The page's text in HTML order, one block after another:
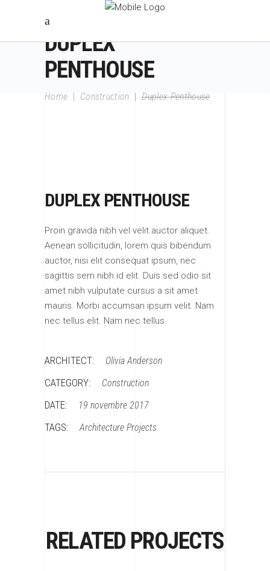
DUPLEX
PENTHOUSE
Home Construction |Duplex Penthouse
DUPLEX PENTHOUSE
Proin gravida nibh vel velit auctor aliquet.
Aenean sollicitudin, lorem quis bibendum
auctor, nisi elit consequat ipsum, nec
sagittis sem nibh id elit. Duis sed odio sit
amet nibh vulputate cursus a sit amet
mauris. Morbi accumsan ipsum velit. Nam
nec tellus elit. Nam nec tellus
ARCHITECT: Olivia Anderson
CATEGORY: Construction
DATE: 19 novembre 2017
TAGS: Architecture Projects
RELATED PROJECTS